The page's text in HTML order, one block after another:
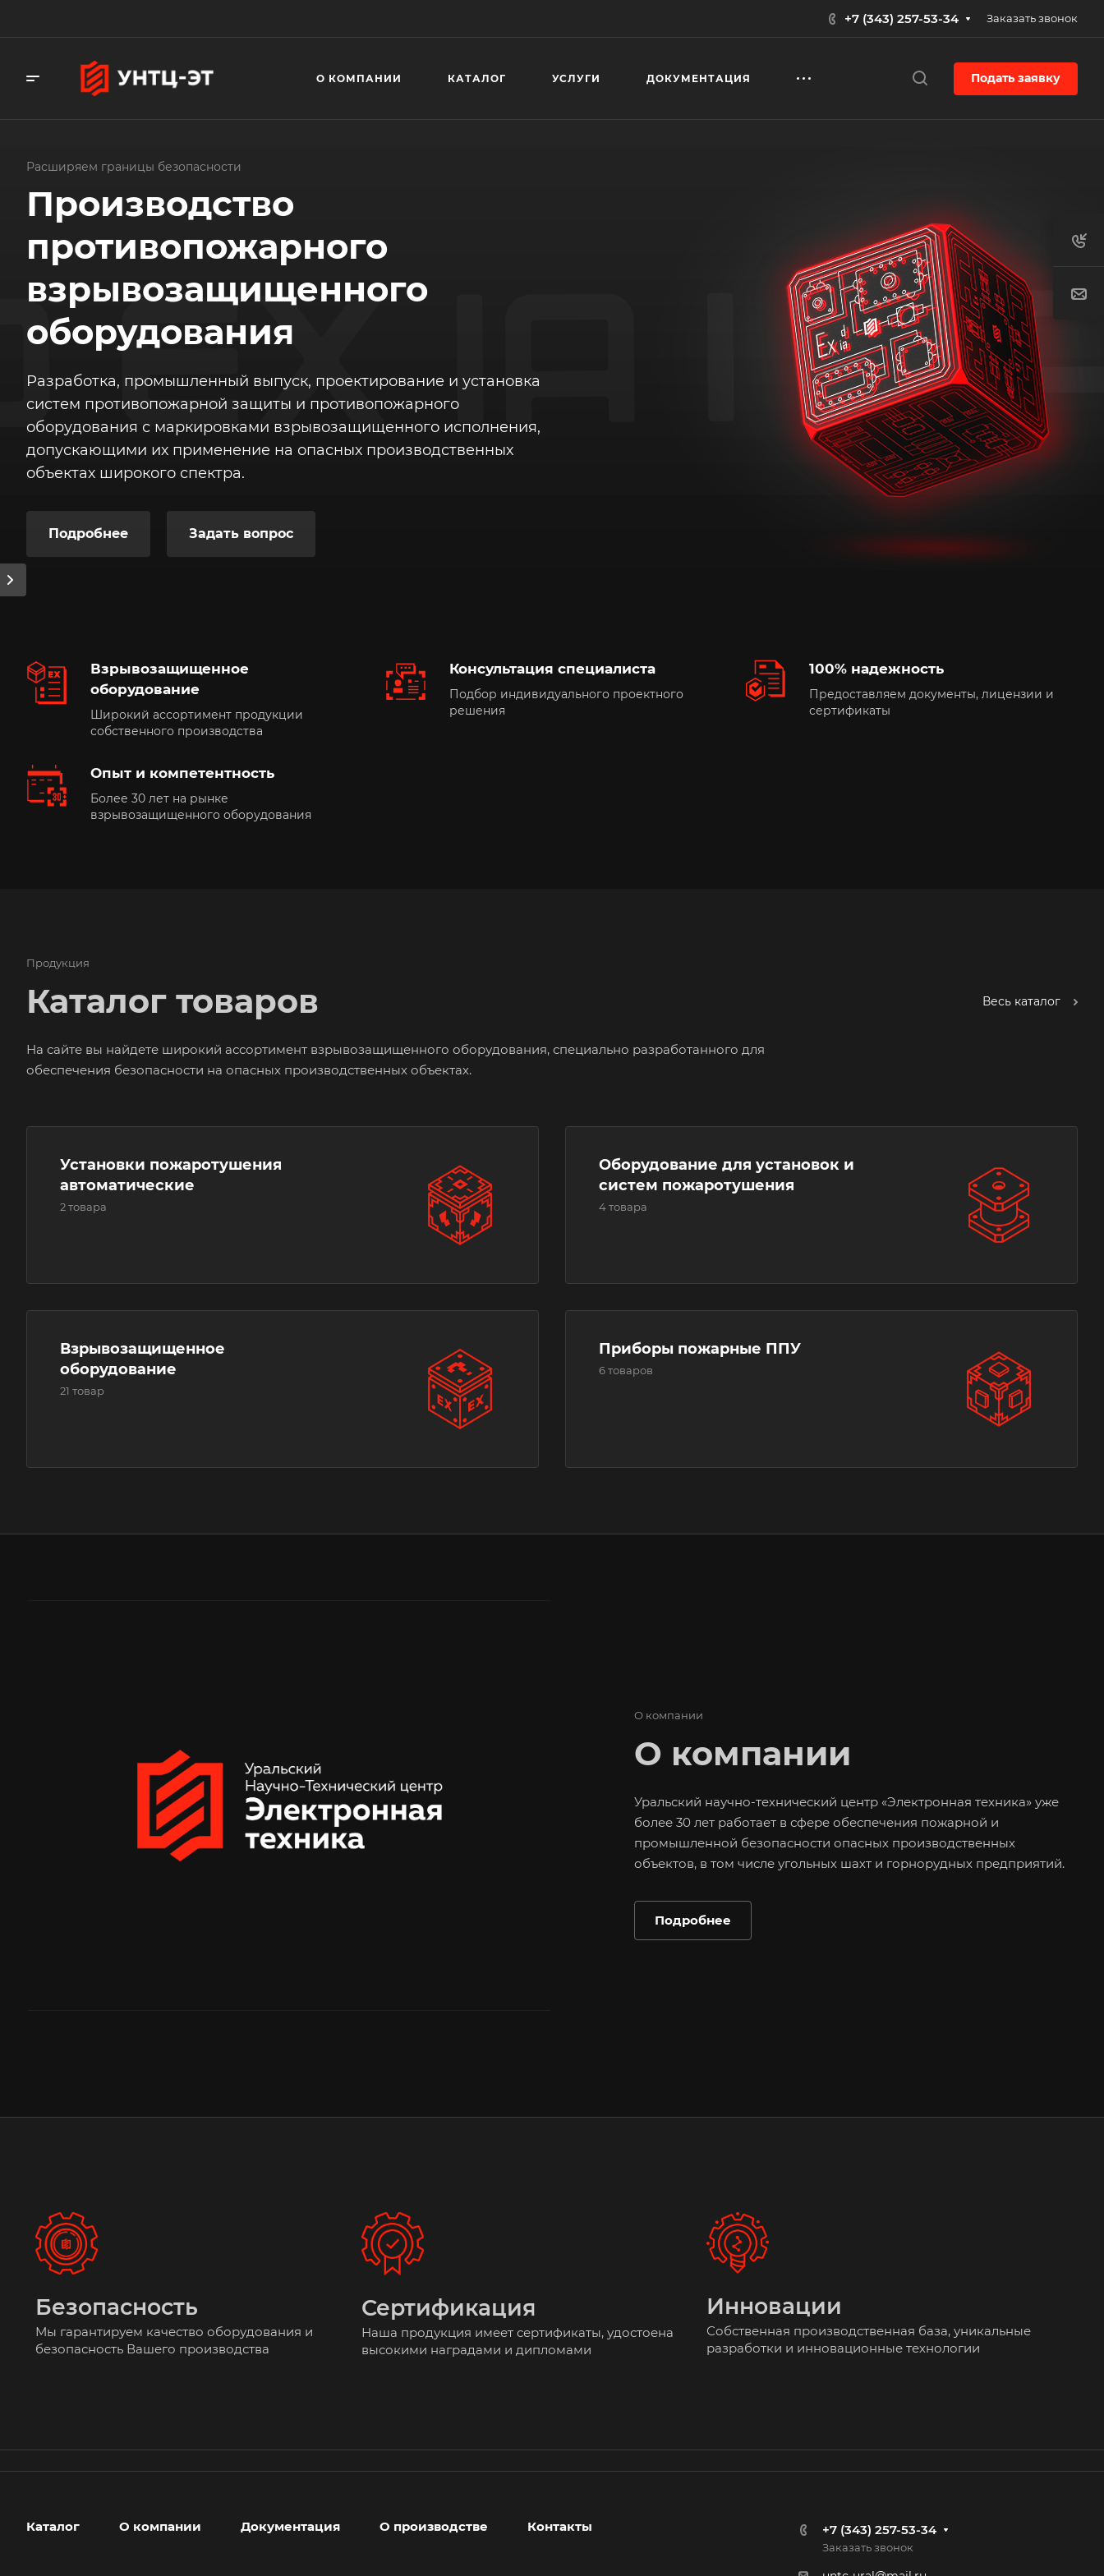
+7 (343) 257-53-34 Заказать звонок
О КОМПАНИИ КАТАЛОГ УСЛУГИ ДОКУМЕНТАЦИЯ Подать заявку
Расширяем границы безопасности
Производство
противопожарного
взрывозащищенного
оборудования
Разработка, промышленный выпуск, проектирование и установка
систем противопожарной защиты и противопожарного
оборудования с маркировками взрывозащищенного исполнения,
допускающими их применение на опасных производственных
объектах широкого спектра.
Подробнее Задать вопрос
Взрывозащищенное
оборудование
Широкий ассортимент продукции
собственного производства
Консультация специалиста
Подбор индивидуального проектного
решения
100% надежность
Предоставляем документы, лицензии и
сертификаты
Опыт и компетентность
Более 30 лет на рынке
взрывозащищенного оборудования
Продукция
Каталог товаров Весь каталог
На сайте вы найдете широкий ассортимент взрывозащищенного оборудования, специально разработанного для
обеспечения безопасности на опасных производственных объектах.
Установки пожаротушения
автоматические
2 товара
Оборудование для установок и
систем пожаротушения
4 товара
Взрывозащищенное
оборудование
21 товар
Приборы пожарные ППУ
6 товаров
О компании
О компании
Уральский научно-технический центр «Электронная техника» уже
более 30 лет работает в сфере обеспечения пожарной и
промышленной безопасности опасных производственных
объектов, в том числе угольных шахт и горнорудных предприятий.
Подробнее
Безопасность
Мы гарантируем качество оборудования и
безопасность Вашего производства
Сертификация
Наша продукция имеет сертификаты, удостоена
высокими наградами и дипломами
Инновации
Собственная производственная база, уникальные
разработки и инновационные технологии
Каталог О компании Документация О производстве Контакты +7 (343) 257-53-34
Заказать звонок